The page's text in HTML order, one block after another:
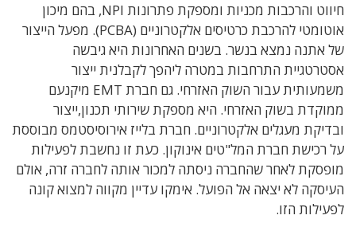
חיווט והרכבות מכניות ומספקת פתרונות NPI, בהם מיכון
אוטומטי להרכבת כרטיסים אלקטרוניים (PCBA). מפעל הייצור
של אתנה נמצא בנשר. בשנים האחרונות היא גיבשה
אסטרטגיית התרחבות במטרה ליהפך לקבלנית ייצור
משמעותית עבור השוק האזרחי. גם חברת EMT מיקנעם
ממוקדת בשוק האזרחי. היא מספקת שירותי תכנון,ייצור
ובדיקת מעגלים אלקטרוניים. חברת בלייז אירוסיסטמס מבוססת
על רכישת חברת המל"טים אינוקון. כעת זו נחשבת לפעילות
מופסקת לאחר שהחברה ניסתה למכור אותה לחברה זרה, אולם
העיסקה לא יצאה אל הפועל. אימקו עדיין מקווה למצוא קונה
לפעילות הזו.